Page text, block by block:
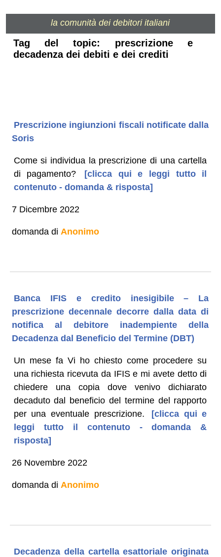
la comunità dei debitori italiani
Tag del topic: prescrizione e
decadenza dei debiti e dei crediti
Prescrizione ingiunzioni fiscali notificate dalla
Soris
Come si individua la prescrizione di una cartella
di pagamento?
[clicca qui e leggi tutto il
contenuto - domanda & risposta]
7 Dicembre 2022
domanda di Anonimo
Banca IFIS e credito inesigibile – La
prescrizione decennale decorre dalla data di
notifica al debitore inadempiente della
Decadenza dal Beneficio del Termine (DBT)
Un mese fa Vi ho chiesto come procedere su
una richiesta ricevuta da IFIS e mi avete detto di
chiedere una copia dove venivo dichiarato
decaduto dal beneficio del termine del rapporto
per una eventuale prescrizione.
[clicca qui e
leggi tutto il contenuto - domanda &
risposta]
26 Novembre 2022
domanda di Anonimo
Decadenza della cartella esattoriale originata